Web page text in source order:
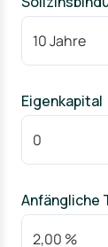
Daha fazla
iyisini
Exclusive
Welcome to
With a
Location and
Project
- Only 200 m to
- 2.9 km to the
- 1.2 km to the
Eigenkapital
Anfängliche